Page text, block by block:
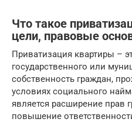
Что такое
цели, правовые
Приватизация квартиры –
государственного или
собственность граждан,
условиях социального
является расширение прав
повышение